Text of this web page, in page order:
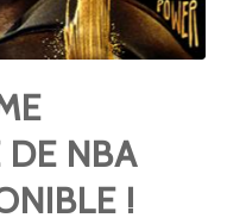
DE NBA
!